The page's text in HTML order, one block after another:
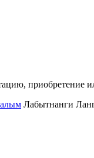
приобретение
Лабытнанги